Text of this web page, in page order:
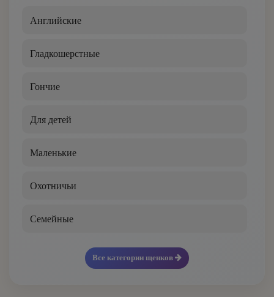
Английские
Гладкошерстные
Гончие
Для детей
Маленькие
Охотничьи
Семейные
Все категории щенков